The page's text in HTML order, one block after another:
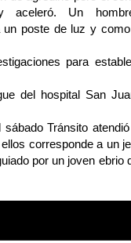
aceleró. Un
poste de luz y
para
del hospital San
Tránsito
corresponde a un
por un joven ebrio